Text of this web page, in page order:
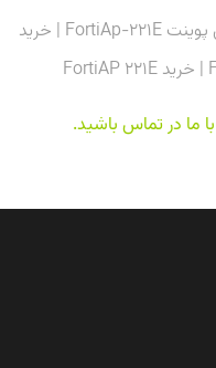
خرید فورتی ای پی 221E | قیمت اکسس پوینت FortiAp-221E | خرید
با ما در تماس باشید.